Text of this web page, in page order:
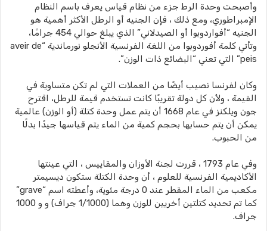
وأصبحت وحدة الرط جزء من نظام قياس يعرف باسم النظام
الإمبراطوري، ومع ذلك ، فإن الجنيه أو الرطل الأكثر أهمية هو
الجنيه “أفواردوبوا أو الصيدلاني” الذي يبلغ حوالي 454 جرامًا،
وتأتي كلمة أفوردوبوا من اللغة الفرنسية الأنجلو نورماندية “aveir de
peis” التي تعني “البضائع ذات الوزن”.
وكان لفرنسا نصيب أيضًا من العملات التي لم تكن متساوية في
القيمة ، ولأن كل دولة تقريبًا كانت تستخدم قيمة للرطل، اقترح
جون ويلكنز في عام 1668 أن يتم عمل وحدة كتلة (أو الوزن) عالمية
يمكن أن يتم حسابها بحجم كمية من الماء يتم قياسها جيدًا بدلًا
من الحبوب.
وفي عام 1793 ، قررت لجنة الأوزان والمقاييس ، التي عينتها
الأكاديمية الفرنسية للعلوم ، أن وحدة الكتلة ستكون ديسيمتر
مكعب من الماء المقطر عند 0 درجة مئوية، وأعطته اسم “grave”
كما تم تحديد كتلتين أخريين للوزن وهما (1/1000 جراف) و و 1000
جراف.